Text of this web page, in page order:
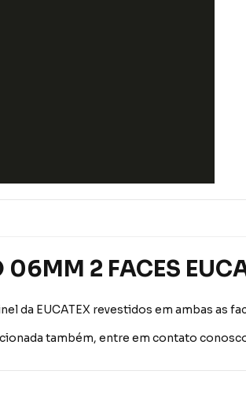
06MM 2 FACES
da EUCATEX revestidos em ambas as
também, entre em contato